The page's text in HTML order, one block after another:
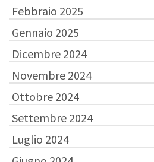
Febbraio 2025
Gennaio 2025
Dicembre 2024
Novembre 2024
Ottobre 2024
Settembre 2024
Luglio 2024